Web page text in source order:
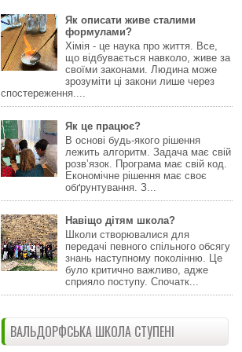
Як описати живе сталими
формулами?
Хімія - це наука про життя. Все,
що відбувається навколо, живе за
своїми законами. Людина може
зрозуміти ці закони лише через
спостереження....
Як це працює?
В основі будь-якого рішення
лежить алгоритм. Задача має свій
розвʼязок. Програма має свій код.
Економічне рішення має своє
обґрунтування. З...
Навіщо дітям школа?
Школи створювалися для
передачі певного спільного обсягу
знань наступному поколінню. Це
було критично важливо, адже
сприяло поступу. Спочатк...
ВАЛЬДОРФСЬКА ШКОЛА СТУПЕНІ